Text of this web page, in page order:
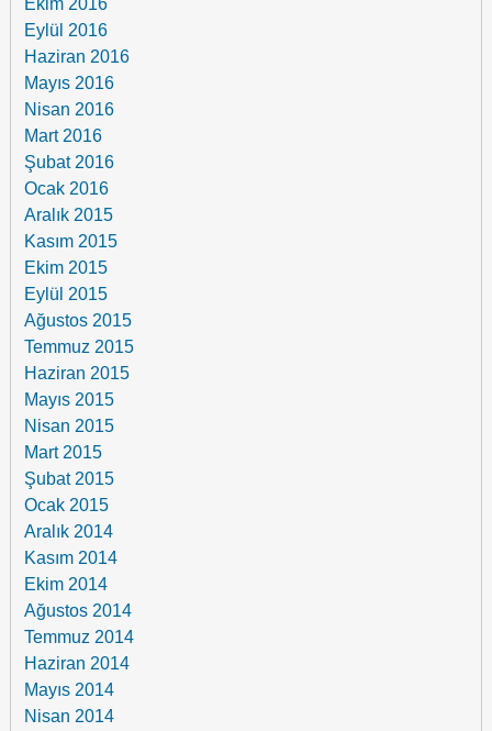
Eylül 2016
Haziran 2016
Mayıs 2016
Nisan 2016
Mart 2016
Şubat 2016
Ocak 2016
Aralık 2015
Kasım 2015
Ekim 2015
Eylül 2015
Ağustos 2015
Temmuz 2015
Haziran 2015
Mayıs 2015
Nisan 2015
Mart 2015
Şubat 2015
Ocak 2015
Aralık 2014
Kasım 2014
Ekim 2014
Ağustos 2014
Temmuz 2014
Haziran 2014
Mayıs 2014
Nisan 2014